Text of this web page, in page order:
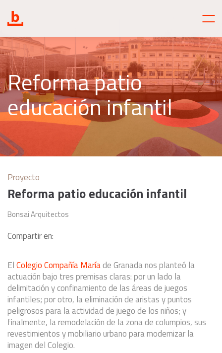
Reforma patio
educación infantil
Proyecto
Reforma patio educación infantil
Bonsai Arquitectos
Compartir en:
ElColegio Compañía Maríade Granada nos planteó la
actuación bajo tres premisas claras: por un lado la
delimitación y confinamiento de las áreas de juegos
infantiles; por otro, la eliminación de aristas y puntos
peligrosos para la actividad de juego de los niños; y
finalmente, la remodelación de la zona de columpios, sus
revestimientos y mobiliario urbano para modernizar la
imagen del Colegio.